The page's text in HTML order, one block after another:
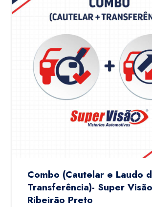
Combo (Cautelar e Laudo
Transferência)- Super Visão
Ribeirão Preto